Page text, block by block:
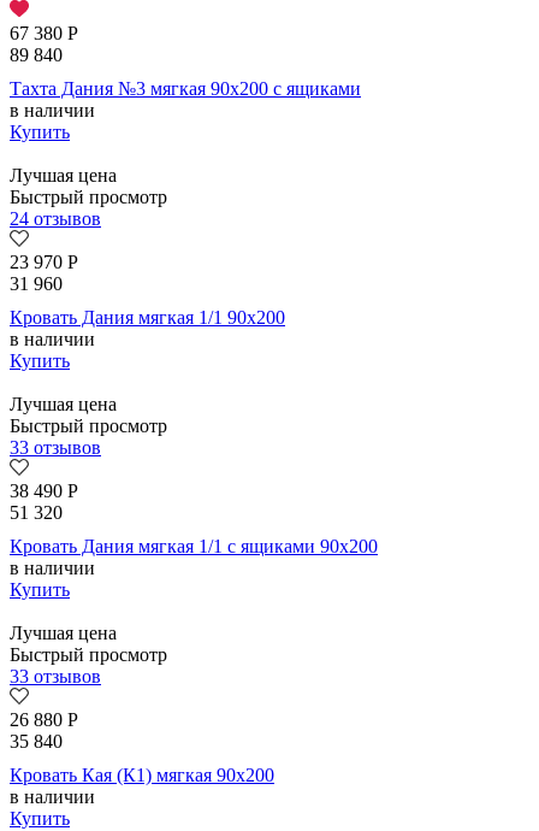
67 380 Р
89 840
Тахта Дания №3 мягкая 90х200 с ящиками
в наличии
Купить
Лучшая цена
Быстрый просмотр
24 отзывов
23 970 Р
31 960
Кровать Дания мягкая 1/1 90х200
в наличии
Купить
Лучшая цена
Быстрый просмотр
33 отзывов
38 490 Р
51 320
Кровать Дания мягкая 1/1 с ящиками 90х200
в наличии
Купить
Лучшая цена
Быстрый просмотр
33 отзывов
26 880 Р
35 840
Кровать Кая (К1) мягкая 90х200
в наличии
Купить